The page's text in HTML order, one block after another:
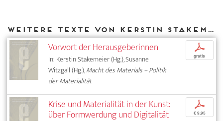
Weitere Texte von Kerstin Stakemeier bei DIAPHANES
Vorwort der Herausgeberinnen
In: Kerstin Stakemeier (Hg.), Susanne
Witzgall (Hg.),Macht des Materials – Politik
der Materialität
p
gratis
Krise und Materialität in der Kunst:
über Formwerdung und Digitalität
p
€ 9,95